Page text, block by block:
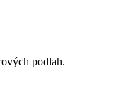
podlah.